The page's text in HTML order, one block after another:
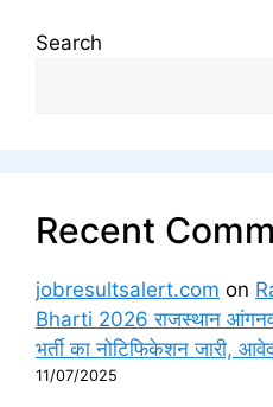
Search
Recent
jobresultsalert.com on
Bharti 2026 राजस्थान
भर्ती का नोटिफिकेशन जारी,
11/07/2025